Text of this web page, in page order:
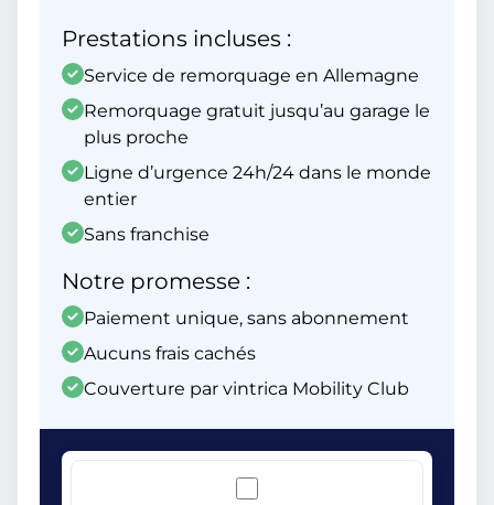
Prestations incluses :
Service de remorquage en Allemagne
Remorquage gratuit jusqu’au garage le
plus proche
Ligne d’urgence 24h/24 dans le monde
entier
Sans franchise
Notre promesse :
Paiement unique, sans abonnement
Aucuns frais cachés
Couverture par vintrica Mobility Club